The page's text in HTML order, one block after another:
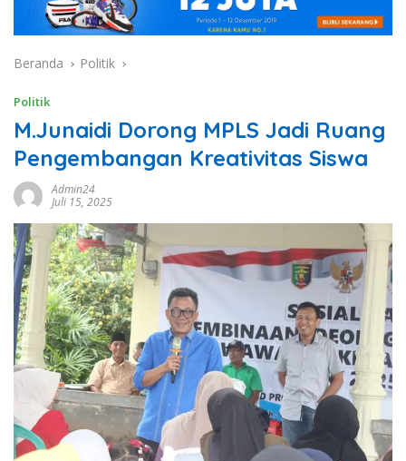
Beranda Politik
Politik
M.Junaidi Dorong MPLS Jadi Ruang
Pengembangan Kreativitas Siswa
Admin24
Juli 15, 2025